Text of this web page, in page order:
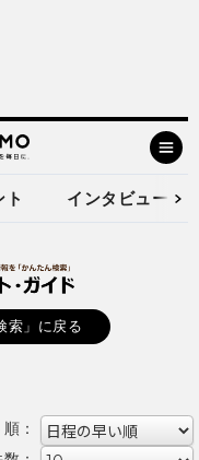
ト インタビュー
索」に戻る
：